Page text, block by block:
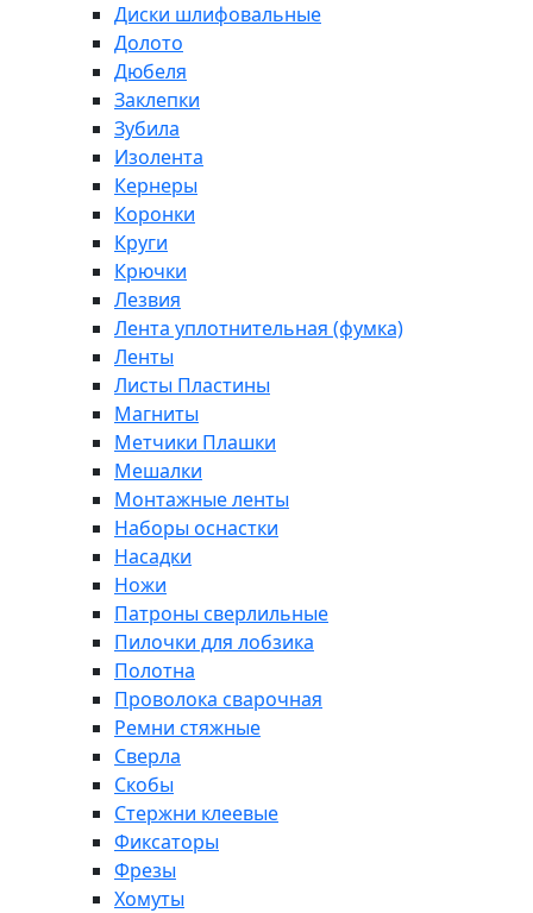
Диски шлифовальные
Долото
Дюбеля
Заклепки
Зубила
Изолента
Кернеры
Коронки
Круги
Крючки
Лезвия
Лента уплотнительная (фумка)
Ленты
Листы Пластины
Магниты
Метчики Плашки
Мешалки
Монтажные ленты
Наборы оснастки
Насадки
Ножи
Патроны сверлильные
Пилочки для лобзика
Полотна
Проволока сварочная
Ремни стяжные
Сверла
Скобы
Стержни клеевые
Фиксаторы
Фрезы
Хомуты